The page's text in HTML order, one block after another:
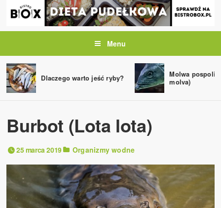
Menu
Dlaczego warto jeść ryby?
Molwa
molva)
Burbot (Lota lota)
25 marca 2019 Organizmy wodne